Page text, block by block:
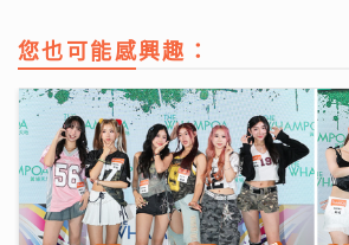
您也可能感興趣：